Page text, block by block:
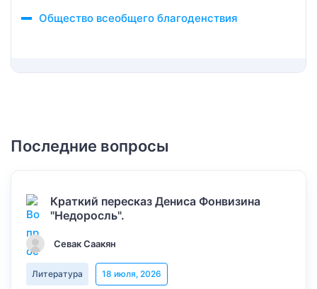
Общество всеобщего благоденствия
Последние вопросы
Краткий пересказ Дениса Фонвизина
"Недоросль".
Севак Саакян
Литература 18 июля, 2026